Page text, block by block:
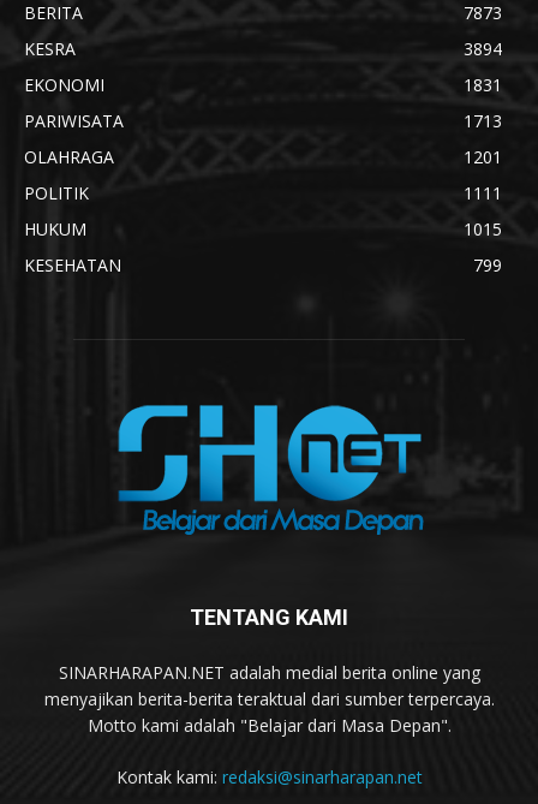
BERITA
7873
KESRA
3894
EKONOMI
1831
PARIWISATA
1713
OLAHRAGA
1201
POLITIK
1111
HUKUM
1015
KESEHATAN
799
TENTANG KAMI
SINARHARAPAN.NET adalah medial berita online yang
menyajikan berita-berita teraktual dari sumber terpercaya.
Motto kami adalah "Belajar dari Masa Depan".
Kontak kami: redaksi@sinarharapan.net